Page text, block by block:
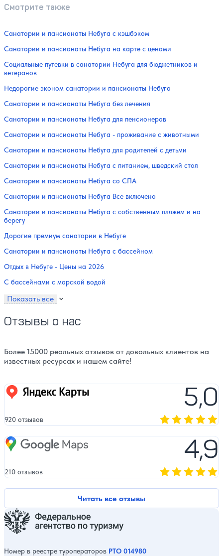
Смотрите также
Санатории и пансионаты Небуга с кэшбэком
Санатории и пансионаты Небуга на карте с ценами
Социальные путевки в санатории Небуга для бюджетников и
ветеранов
Недорогие эконом санатории и пансионаты Небуга
Санатории и пансионаты Небуга без лечения
Санатории и пансионаты Небуга для пенсионеров
Санатории и пансионаты Небуга - проживание с животными
Санатории и пансионаты Небуга для родителей с детьми
Санатории и пансионаты Небуга с питанием, шведский стол
Санатории и пансионаты Небуга со СПА
Санатории и пансионаты Небуга Все включено
Санатории и пансионаты Небуга с собственным пляжем и на
берегу
Дорогие премиум санатории в Небуге
Санатории и пансионаты Небуга с бассейном
Отдых в Небуге - Цены на 2026
С бассейнами с морской водой
Показать все
Отзывы о нас
Более 15000 реальных отзывов от довольных клиентов на
известных ресурсах и нашем сайте!
Читать все отзывы
Яндекс карты 5,0
920 отзывов
Google Maps 4,9
210 отзывов
Номер в реестре туроператоров РТО 014980